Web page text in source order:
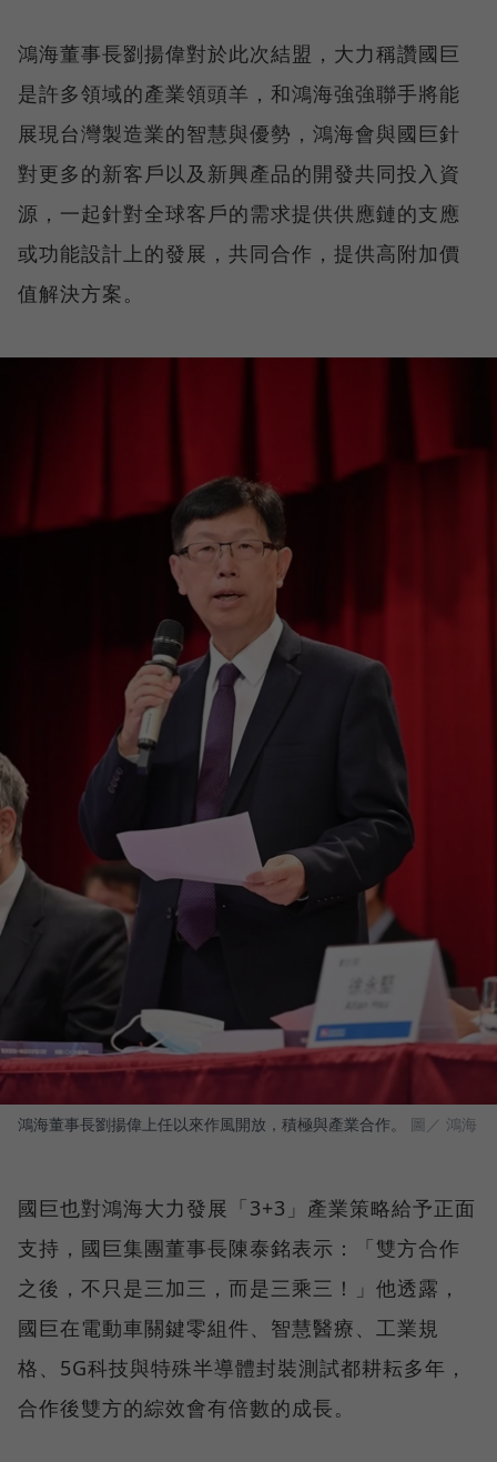
鴻海董事長劉揚偉對於此次結盟，大力稱讚國巨
是許多領域的產業領頭羊，和鴻海強強聯手將能
展現台灣製造業的智慧與優勢，鴻海會與國巨針
對更多的新客戶以及新興產品的開發共同投入資
源，一起針對全球客戶的需求提供供應鏈的支應
或功能設計上的發展，共同合作，提供高附加價
值解決方案。
鴻海董事長劉揚偉上任以來作風開放，積極與產業合作。 圖／ 鴻海
國巨也對鴻海大力發展「3+3」產業策略給予正面
支持，國巨集團董事長陳泰銘表示：「雙方合作
之後，不只是三加三，而是三乘三！」他透露，
國巨在電動車關鍵零組件、智慧醫療、工業規
格、5G科技與特殊半導體封裝測試都耕耘多年，
合作後雙方的綜效會有倍數的成長。